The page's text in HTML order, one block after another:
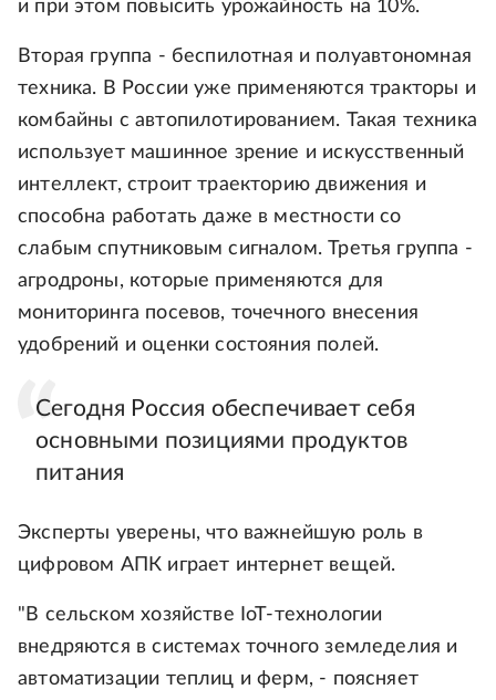
и при этом повысить урожайность на 10%.
Вторая группа - беспилотная и полуавтономная
техника. В России уже применяются тракторы и
комбайны с автопилотированием. Такая техника
использует машинное зрение и искусственный
интеллект, строит траекторию движения и
способна работать даже в местности со
слабым спутниковым сигналом. Третья группа -
агродроны, которые применяются для
мониторинга посевов, точечного внесения
удобрений и оценки состояния полей.
Сегодня Россия обеспечивает себя
основными позициями продуктов
питания
Эксперты уверены, что важнейшую роль в
цифровом АПК играет интернет вещей.
"В сельском хозяйстве IoT-технологии
внедряются в системах точного земледелия и
автоматизации теплиц и ферм, - поясняет